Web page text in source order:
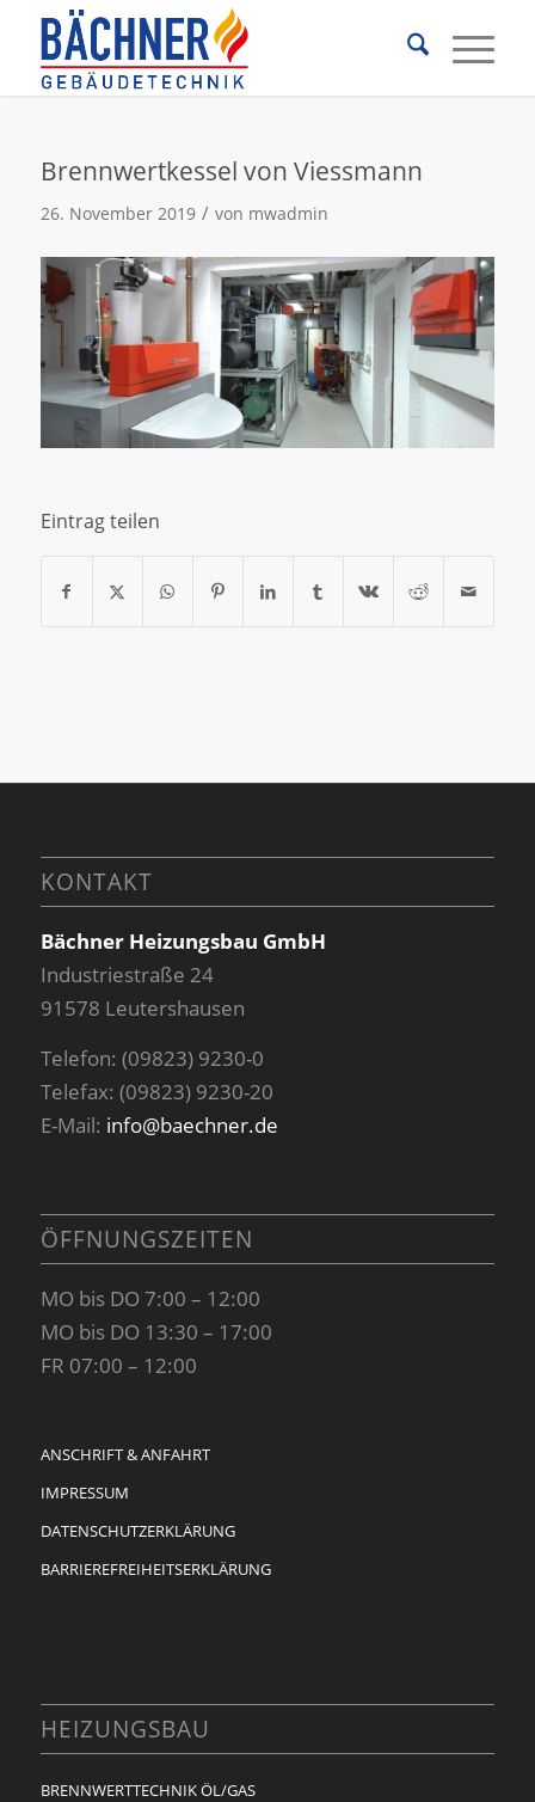
Brennwertkessel von Viessmann
26. November 2019 / von mwadmin
Eintrag teilen
KONTAKT
Bächner Heizungsbau GmbH
Industriestraße 24
91578 Leutershausen
Telefon: (09823) 9230-0
Telefax: (09823) 9230-20
E-Mail: info@baechner.de
ÖFFNUNGSZEITEN
MO bis DO 7:00 – 12:00
MO bis DO 13:30 – 17:00
FR 07:00 – 12:00
ANSCHRIFT & ANFAHRT
IMPRESSUM
DATENSCHUTZERKLÄRUNG
BARRIEREFREIHEITSERKLÄRUNG
HEIZUNGSBAU
BRENNWERTTECHNIK ÖL/GAS